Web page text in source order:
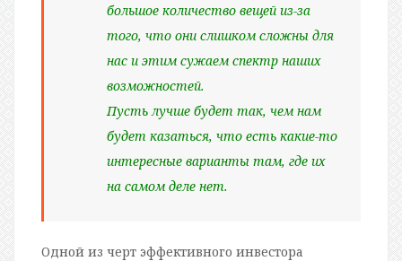
большое количество вещей из-за
того, что они слишком сложны для
нас и этим сужаем спектр наших
возможностей.
Пусть лучше будет так, чем нам
будет казаться, что есть какие-то
интересные варианты там, где их
на самом деле нет.
Одной из черт эффективного инвестора